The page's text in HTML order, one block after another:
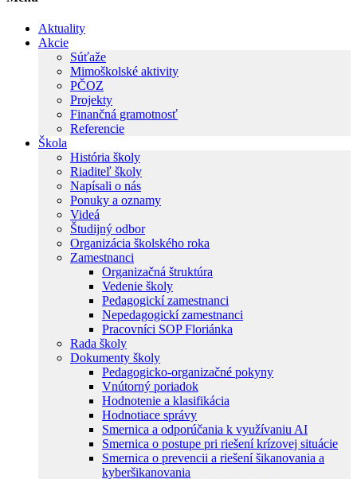
Aktuality
Akcie
Súťaže
Mimoškolské aktivity
PČOZ
Projekty
Finančná gramotnosť
Referencie
Škola
História školy
Riaditeľ školy
Napísali o nás
Ponuky a oznamy
Videá
Študijný odbor
Organizácia školského roka
Zamestnanci
Organizačná štruktúra
Vedenie školy
Pedagogickí zamestnanci
Nepedagogickí zamestnanci
Pracovníci SOP Floriánka
Rada školy
Dokumenty školy
Pedagogicko-organizačné pokyny
Vnútorný poriadok
Hodnotenie a klasifikácia
Hodnotiace správy
Smernica a odporúčania k využívaniu AI
Smernica o postupe pri riešení krízovej situácie
Smernica o prevencii a riešení šikanovania a
kyberšikanovania